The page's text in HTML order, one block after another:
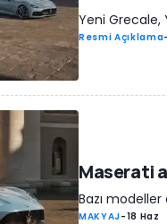
Yeni Grecale,
Resmi Açıklama-
Maserati
Bazı
MAKYAJ-18 Haz